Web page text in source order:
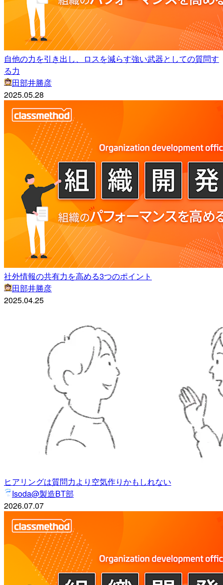
自他の力を引き出し、ロスを減らす強い武器としての質問す
る力
田部井勝彦
2025.05.28
社外情報の共有力を高める3つのポイント
田部井勝彦
2025.04.25
ヒアリングは質問力より空気作りかもしれない
Isoda@製造BT部
2026.07.07